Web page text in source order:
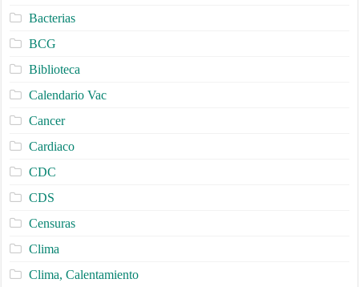
Bacterias
BCG
Biblioteca
Calendario Vac
Cancer
Cardiaco
CDC
CDS
Censuras
Clima
Clima, Calentamiento